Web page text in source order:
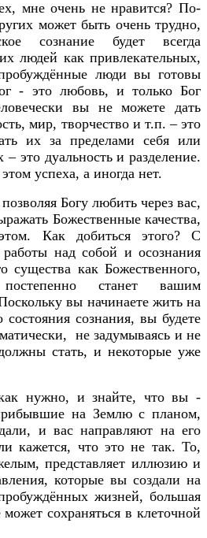
мне очень не нравится? По-
может быть очень трудно,
сознание будет всегда
людей как привлекательных,
люди вы готовы
- это любовь, и только Бог
вы не можете дать
мир, творчество и т.п. – это
их за пределами себя или
– это дуальность и разделение.
успеха, а иногда нет.
Богу любить через вас,
Божественные качества,
Как добиться этого? С
над собой и осознания
существа как Божественного,
станет вашим
вы начинаете жить на
состояния сознания, вы будете
не задумываясь и не
стать, и некоторые уже
нужно, и знайте, что вы -
на Землю с планом,
и вас направляют на его
кажется, что это не так. То,
представляет иллюзию и
которые вы создали на
жизней, большая
сохраняться в клеточной